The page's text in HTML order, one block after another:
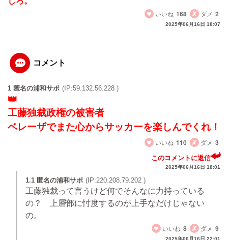
いいね 168 ダメ 2
2025年06月16日 18:07
コメント
1 匿名の浦和サポ (IP:59.132.56.228 )
工藤独裁政権の被害者
ベレーザでまた心からサッカーを楽しんでくれ！
いいね 110 ダメ 3
このコメントに返信
2025年06月16日 18:01
1.1 匿名の浦和サポ (IP:220.208.79.202 )
工藤独裁って言うけど何でそんなに力持っている
の？ 上層部に忖度するのが上手なだけじゃない
の。
いいね 8 ダメ 9
2025年06月16日 22:01